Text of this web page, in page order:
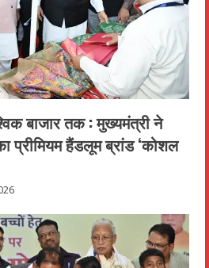
बाजार तक : मुख्यमंत्री ने
प्रीमियम हैंडलूम ब्रांड ‘कोशल